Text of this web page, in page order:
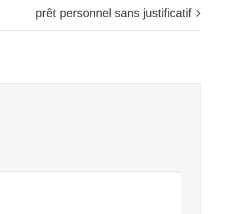
prêt personnel sans justificatif